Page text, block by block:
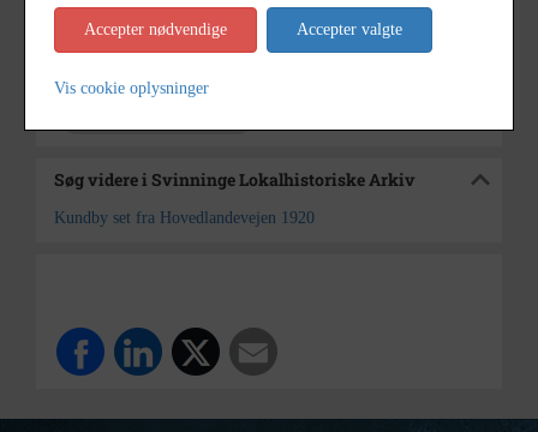
Arkiv
Svinninge Lokalhistoriske
Arkiv
Søg videre i Svinninge Lokalhistoriske Arkiv
Kundby set fra Hovedlandevejen 1920
Accepter nødvendige Accepter valgte
Vis cookie oplysninger